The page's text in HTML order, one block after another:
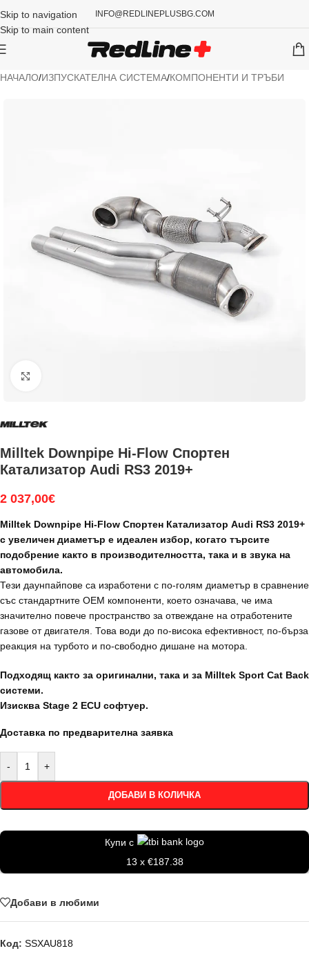
Skip to navigation
Skip to main content
INFO@REDLINEPLUSBG.COM
НАЧАЛО/ИЗПУСКАТЕЛНА СИСТЕМА/КОМПОНЕНТИ И ТРЪБИ
Milltek Downpipe Hi-Flow Спортен
Катализатор Audi RS3 2019+
2 037,00€
Milltek Downpipe Hi-Flow Спортен Катализатор Audi RS3 2019+
с увеличен диаметър е идеален избор, когато търсите
подобрение както в производителността, така и в звука на
автомобила.
Тези даунпайпове са изработени с по-голям диаметър в сравнение
със стандартните OEM компоненти, което означава, че има
значително повече пространство за отвеждане на отработените
газове от двигателя. Това води до по-висока ефективност, по-бърза
реакция на турбото и по-свободно дишане на мотора.
Подходящ както за оригинални, така и за Milltek Sport Cat Back
системи.
Изисква Stage 2 ECU софтуер.
Доставка по предварителна заявка
- +
ДОБАВИ В КОЛИЧКА
Купи с
13 x €187.38
Добави в любими
Код: SSXAU818